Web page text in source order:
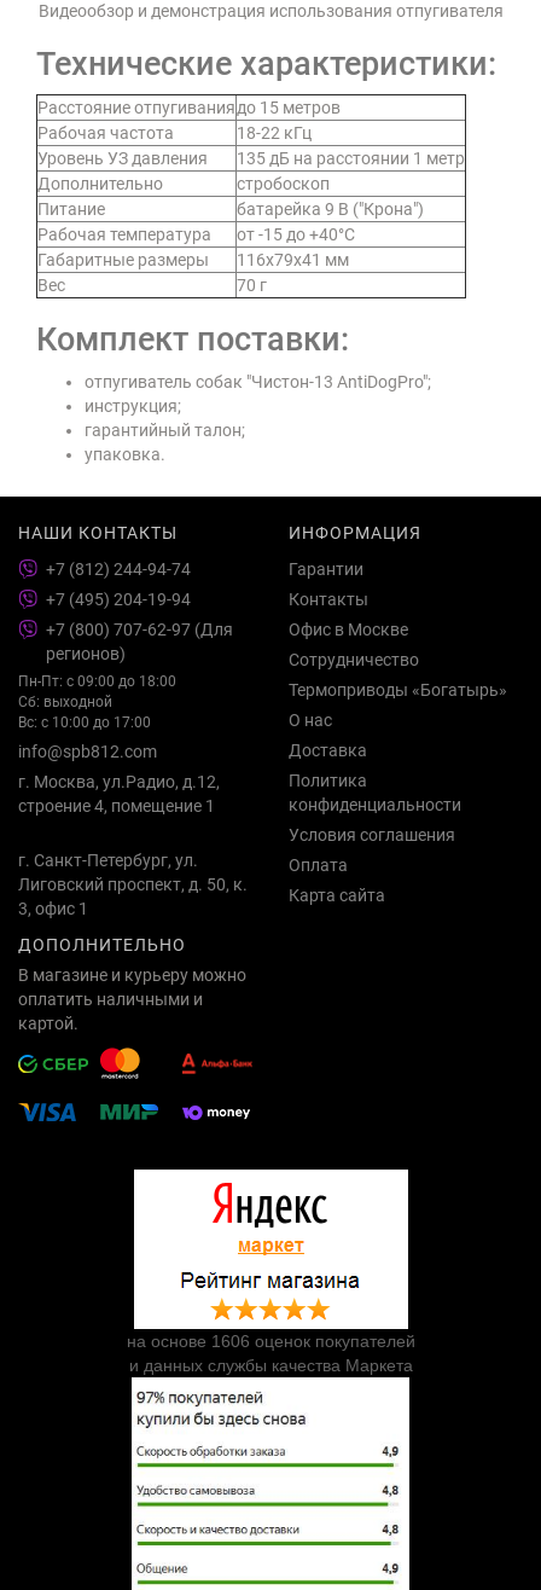
Видеообзор и демонстрация использования отпугивателя
Технические характеристики:
Расстояние отпугиваниядо 15 метров
Рабочая частота
18-22 кГц
Уровень УЗ давления
135 дБ на расстоянии 1 метр
Дополнительно
стробоскоп
Питание
батарейка 9 В ("Крона")
Рабочая температура
от -15 до +40°C
Габаритные размеры
116х79х41 мм
Вес
70 г
Комплект поставки:
отпугиватель собак "Чистон-13 AntiDogPro";
инструкция;
гарантийный талон;
упаковка.
НАШИ КОНТАКТЫ
+7 (812) 244-94-74
+7 (495) 204-19-94
+7 (800) 707-62-97 (Для
регионов)
Пн-Пт: с 09:00 до 18:00
Сб: выходной
Вс: с 10:00 до 17:00
info@spb812.com
г. Москва, ул.Радио, д.12,
строение 4, помещение 1
г. Санкт-Петербург, ул.
Лиговский проспект, д. 50, к.
3, офис 1
ИНФОРМАЦИЯ
Гарантии
Контакты
Офис в Москве
Сотрудничество
Термоприводы «Богатырь»
О нас
Доставка
Политика
конфиденциальности
Условия соглашения
Оплата
Карта сайта
ДОПОЛНИТЕЛЬНО
В магазине и курьеру можно
оплатить наличными и
картой.
на основе 1606 оценок покупателей
и данных службы качества Маркета